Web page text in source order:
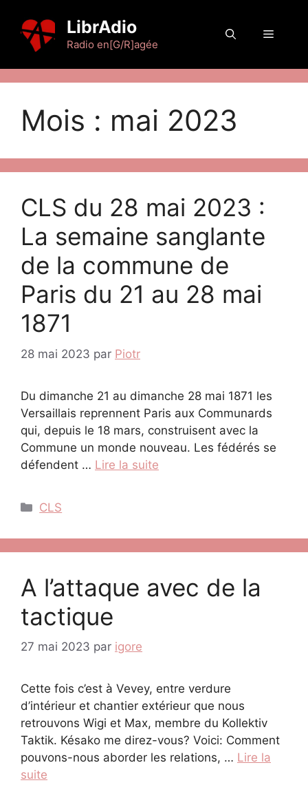
contenu
LibrAdio
Radio en[G/R]agée
Menu
Mois : mai 2023
CLS du 28 mai 2023 :
La semaine sanglante
de la commune de
Paris du 21 au 28 mai
1871
28 mai 2023 par Piotr
Du dimanche 21 au dimanche 28 mai 1871 les
Versaillais reprennent Paris aux Communards
qui, depuis le 18 mars, construisent avec la
Commune un monde nouveau. Les fédérés se
défendent … Lire la suite
Catégories
CLS
A l’attaque avec de la
tactique
27 mai 2023 par igore
Cette fois c’est à Vevey, entre verdure
d’intérieur et chantier extérieur que nous
retrouvons Wigi et Max, membre du Kollektiv
Taktik. Késako me direz-vous? Voici: Comment
pouvons-nous aborder les relations, … Lire la
suite